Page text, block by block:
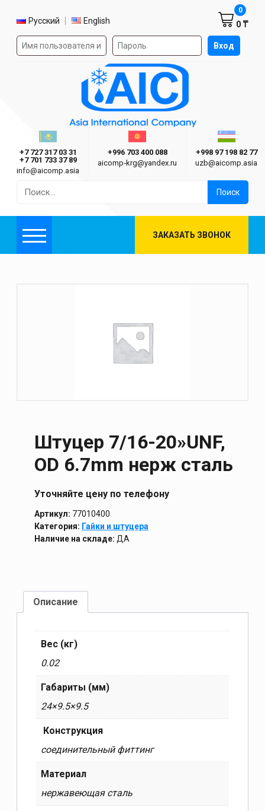
Выбор языка
Русский English
Форма авторизации на сайте Вход
0 ₸
0
Asia International Company
Казахстан г. Алматы
+7 727 317 03 31
+7 701 733 37 89
info@aicomp.asia
Киргизия г. Бишкек
+996 703 400 088
aicomp‑krg@yandex.ru
+998 97 198 82 77
uzb@aicomp.asia
Меню ЗАКАЗАТЬ ЗВОНОК
Штуцер 7/16-20»UNF,
OD 6.7mm нерж сталь
Уточняйте цену по телефону
Артикул: 77010400
Категория: Гайки и штуцера
Наличие на складе: ДА
Описание
Вес (кг)
0.02
Габариты (мм)
24×9.5×9.5
Конструкция
соединительный фиттинг
Материал
нержавеющая сталь